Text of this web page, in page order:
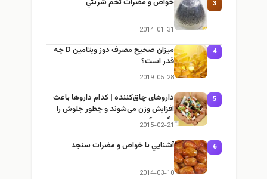
3
2014-01-31
4
میزان صحیح مصرف دوز ویتامین D چه
قدر است؟
2019-05-28
5
داروهای چاق‌کننده | کدام داروها باعث
افزایش وزن می‌شوند و چطور جلوش را
بگیریم؟
2015-02-21
6 آشنايي با خواص و مضرات سنجد
2014-03-10